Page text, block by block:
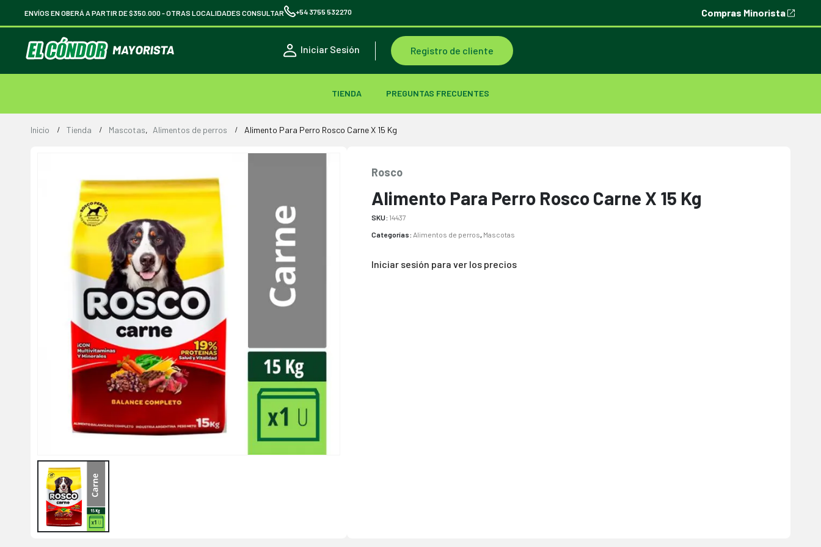
ENVÍOS EN OBERÁ A PARTIR DE $350.000 -OTRAS LOCALIDADES CONSULTAR +54 3755 532270 Compras Minorista
Iniciar Sesión Registro de cliente
TIENDA PREGUNTAS FRECUENTES
Inicio Tienda Mascotas, Alimentos de perros Alimento Para Perro Rosco Carne X 15 Kg
Rosco
Alimento Para Perro Rosco Carne X 15 Kg
SKU: 14437
Categorías: Alimentos de perros, Mascotas
Iniciar sesión para ver los precios